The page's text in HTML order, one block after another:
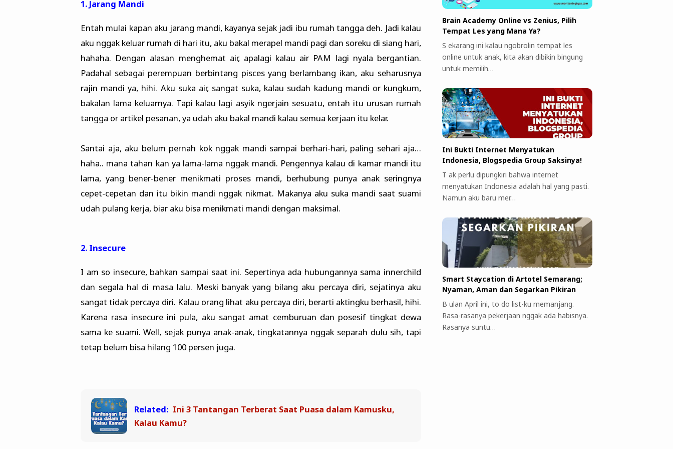
1. Jarang Mandi
Entah mulai kapan aku jarang mandi, kayanya sejak jadi ibu rumah tangga deh. Jadi kalau
aku nggak keluar rumah di hari itu, aku bakal merapel mandi pagi dan soreku di siang hari,
hahaha. Dengan alasan menghemat air, apalagi kalau air PAM lagi nyala bergantian.
Padahal sebagai perempuan berbintang pisces yang berlambang ikan, aku seharusnya
rajin mandi ya, hihi. Aku suka air, sangat suka, kalau sudah kadung mandi or kungkum,
bakalan lama keluarnya. Tapi kalau lagi asyik ngerjain sesuatu, entah itu urusan rumah
tangga or artikel pesanan, ya udah aku bakal mandi kalau semua kerjaan itu kelar.
Santai aja, aku belum pernah kok nggak mandi sampai berhari-hari, paling sehari aja…
haha.. mana tahan kan ya lama-lama nggak mandi. Pengennya kalau di kamar mandi itu
lama, yang bener-bener menikmati proses mandi, berhubung punya anak seringnya
cepet-cepetan dan itu bikin mandi nggak nikmat. Makanya aku suka mandi saat suami
udah pulang kerja, biar aku bisa menikmati mandi dengan maksimal.
2. Insecure
I am so insecure, bahkan sampai saat ini. Sepertinya ada hubungannya sama innerchild
dan segala hal di masa lalu. Meski banyak yang bilang aku percaya diri, sejatinya aku
sangat tidak percaya diri. Kalau orang lihat aku percaya diri, berarti aktingku berhasil, hihi.
Karena rasa insecure ini pula, aku sangat amat cemburuan dan posesif tingkat dewa
sama ke suami. Well, sejak punya anak-anak, tingkatannya nggak separah dulu sih, tapi
tetap belum bisa hilang 100 persen juga.
Related: Ini 3 Tantangan Terberat Saat Puasa dalam Kamusku,
Kalau Kamu?
Brain Academy Online vs Zenius, Pilih
Tempat Les yang Mana Ya?
S ekarang ini kalau ngobrolin tempat les
online untuk anak, kita akan dibikin bingung
untuk memilih…
Ini Bukti Internet Menyatukan
Indonesia, Blogspedia Group Saksinya!
T ak perlu dipungkiri bahwa internet
menyatukan Indonesia adalah hal yang pasti.
Namun aku baru mer…
Smart Staycation di Artotel Semarang;
Nyaman, Aman dan Segarkan Pikiran
B ulan April ini, to do list-ku memanjang.
Rasa-rasanya pekerjaan nggak ada habisnya.
Rasanya suntu…